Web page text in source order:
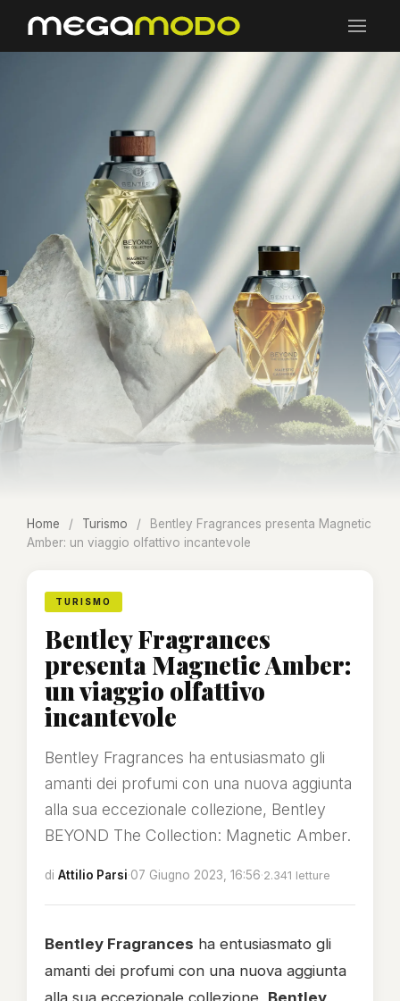
Home / Turismo /
Bentley Fragrances presenta Magnetic
Amber: un viaggio olfattivo incantevole
TURISMO
Bentley Fragrances
presenta Magnetic Amber:
un viaggio olfattivo
incantevole
Bentley Fragrances ha entusiasmato gli
amanti dei profumi con una nuova aggiunta
alla sua eccezionale collezione, Bentley
BEYOND The Collection: Magnetic Amber.
di Attilio Parsi·07 Giugno 2023, 16:56·2.341 letture
Bentley Fragrances ha entusiasmato gli
amanti dei profumi con una nuova aggiunta
alla sua eccezionale collezione, Bentley